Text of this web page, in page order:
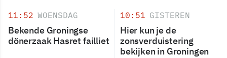
11:52 WOENSDAG
Bekende Groningse
dönerzaak Hasret failliet
10:51 GISTEREN
Hier kun je de
zonsverduistering
bekijken in Groningen